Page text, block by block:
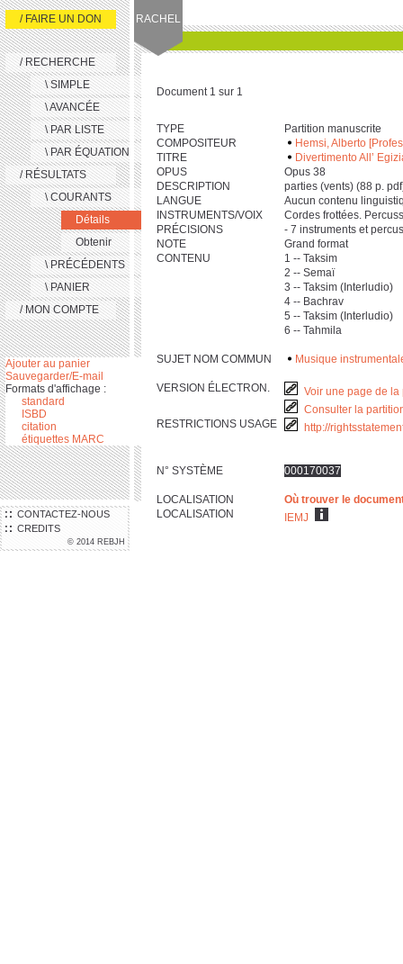
RACHEL
CONTACTEZ-NOUS
CREDITS
© 2014 REBJH
/ FAIRE UN DON
/ RECHERCHE
\ SIMPLE
\ AVANCÉE
\ PAR LISTE
\ PAR ÉQUATION
/ RÉSULTATS
\ COURANTS
Détails
Obtenir
\ PRÉCÉDENTS
\ PANIER
/ MON COMPTE
Ajouter au panier
Sauvegarder/E-mail
Formats d'affichage :
standard
ISBD
citation
étiquettes MARC
Document 1 sur 1
TYPE
Partition manuscrite
COMPOSITEUR
Hemsi, Alberto
TITRE
Divertimento All’
OPUS
Opus 38
DESCRIPTION
parties (vents) (‎8‎8 p.
LANGUE
Aucun contenu
INSTRUMENTS/VOIX
Cordes frottées.
PRÉCISIONS
- 7 instruments et
NOTE
Grand format
CONTENU
1 -- Taksim
2 -- Semaï
3 -- Taksim (Interludio)
4 -- Bachrav
5 -- Taksim (Interludio)
6 -- Tahmila
SUJET NOM COMMUN Musique
VERSION ÉLECTRON.
Voir une page de la
Consulter la
RESTRICTIONS USAGE
http://
N° SYSTÈME 000170037
LOCALISATION
Où trouver le
LOCALISATION
IEMJ